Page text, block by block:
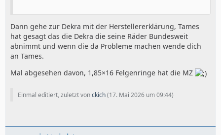
Dann gehe zur Dekra mit der Herstellererklärung, Tames
hat gesagt das die Dekra die seine Räder Bundesweit
abnimmt und wenn die da Probleme machen wende dich
an Tames.
Mal abgesehen davon, 1,85×16 Felgenringe hat die MZ
Einmal editiert, zuletzt vonckich(17. Mai 2026 um 09:44)